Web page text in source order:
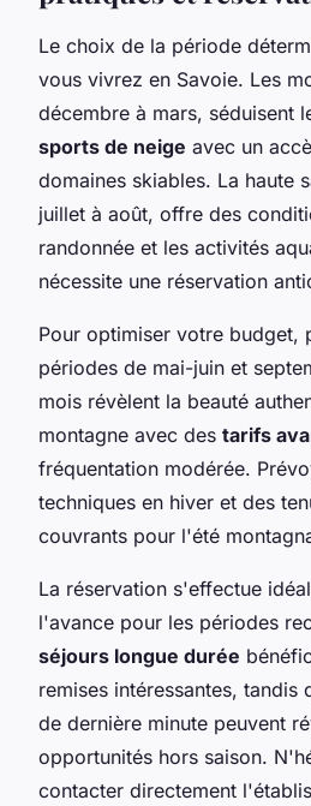
Le choix de la période
vous vivrez en Savoie. Les
décembre à mars, séduisent
sports de neige avec un
domaines skiables. La haute
juillet à août, offre des
randonnée et les activités
nécessite une réservation
Pour optimiser votre budget,
périodes de mai-juin et
mois révèlent la beauté
montagne avec des tarifs
fréquentation modérée.
techniques en hiver et des
couvrants pour l'été
La réservation s'effectue
l'avance pour les périodes
séjours longue durée
remises intéressantes, tandis
de dernière minute peuvent
opportunités hors saison.
contacter directement